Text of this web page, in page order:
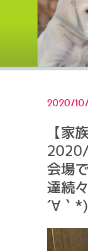
2020/
【家
会場
達続
´∀｀